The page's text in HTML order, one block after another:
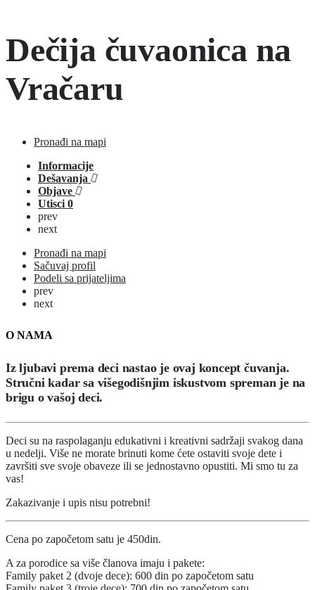
Dečija čuvaonica na
Vračaru
Pronađi na mapi
Informacije
Dešavanja
Objave
Utisci 0
prev
next
Pronađi na mapi
Sačuvaj profil
Podeli sa prijateljima
prev
next
O NAMA
Iz ljubavi prema deci nastao je ovaj koncept čuvanja.
Stručni kadar sa višegodišnjim iskustvom spreman je na
brigu o vašoj deci.
Deci su na raspolaganju edukativni i kreativni sadržaji svakog dana
u nedelji. Više ne morate brinuti kome ćete ostaviti svoje dete i
završiti sve svoje obaveze ili se jednostavno opustiti. Mi smo tu za
vas!
Zakazivanje i upis nisu potrebni!
Cena po započetom satu je 450din.
A za porodice sa više članova imaju i pakete:
Family paket 2 (dvoje dece): 600 din po započetom satu